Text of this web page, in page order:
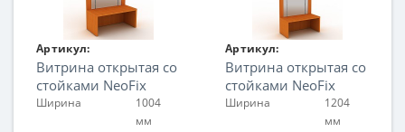
Артикул:
FIN.S.100.S.NF.00
Витрина открытая со
стойками NeoFix
Ширина
1004
мм
Артикул:
FIN.S.120.H.NF.00
Витрина открытая со
стойками NeoFix
Ширина
1204
мм